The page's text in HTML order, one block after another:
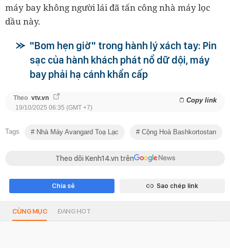
máy bay không người lái đã tấn công nhà máy lọc
dầu này.
"Bom hẹn giờ" trong hành lý xách tay: Pin
sạc của hành khách phát nổ dữ dội, máy
bay phải hạ cánh khẩn cấp
Theo vtv.vn Copy link
19/10/2025 06:35 (GMT +7)
Tags Nhà Máy Avangard Toạ Lạc Cộng Hoà Bashkortostan
Theo dõi Kenh14.vn trên
Chia sẻ Sao chép link
CÙNG MỤC ĐANG HOT